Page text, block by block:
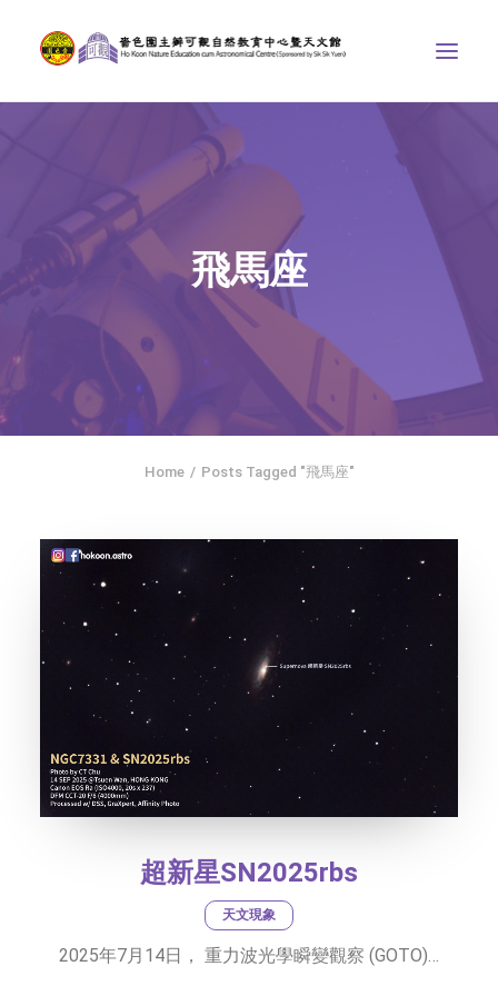
天文館
博物天地
比賽/專題計劃
聯絡我們
SEARCH
社交平台
字型大小
飛馬座
Home Posts Tagged "飛馬座"
超新星SN2025rbs
天文現象
2025年7月14日， 重力波光學瞬變觀察 (GOTO)…